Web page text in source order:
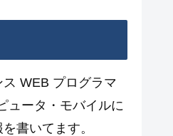
ス WEB プログラマ
ュータ・モバイルに
書いてます。